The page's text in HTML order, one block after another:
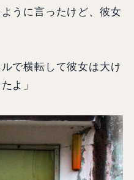
うに言ったけど、彼女
で横転して彼女は大け
よ」